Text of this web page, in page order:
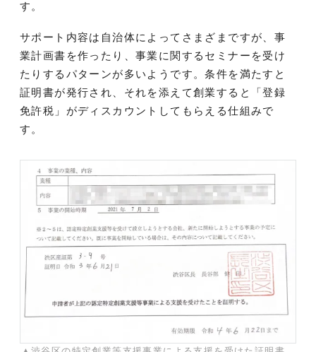
す。
サポート内容は自治体によってさまざまですが、事
業計画書を作ったり、事業に関するセミナーを受け
たりするパターンが多いようです。条件を満たすと
証明書が発行され、それを添えて創業すると「登録
免許税」がディスカウントしてもらえる仕組みで
す。